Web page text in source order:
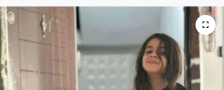
Oyun
Ramazan
Resmi İlanlar